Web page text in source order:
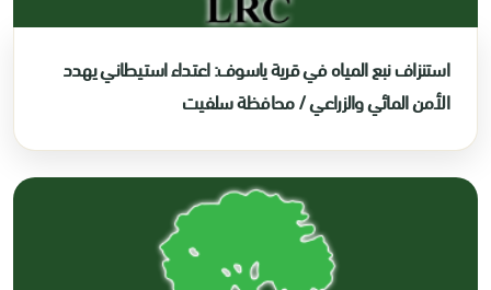
استنزاف نبع المياه في قرية ياسوف: اعتداء استيطاني يهدد
الأمن المائي والزراعي / محافظة سلفيت